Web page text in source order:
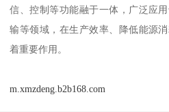
信、控制等功能融于一体，广泛应
输等领域，在生产效率、降低能源
着重要作用。
m.xmzdeng.b2b168.com